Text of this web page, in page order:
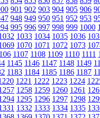
901 902 903 904 905 906
948 949 950 951 952 953
995 996 997 998 999 1000
1033 1034 1035 1036
1070 1071 1072 1073
1107 1108 1109 1110 1111
1145 1146 1147 1148 1149
1183 1184 1185 1186 1187
1221 1222 1223 1224
1258 1259 1260 1261
1295 1296 1297 1298
1332 1333 1334 1335